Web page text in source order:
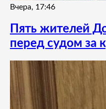
Вчера, 17:46
Пять жителей
перед судом за